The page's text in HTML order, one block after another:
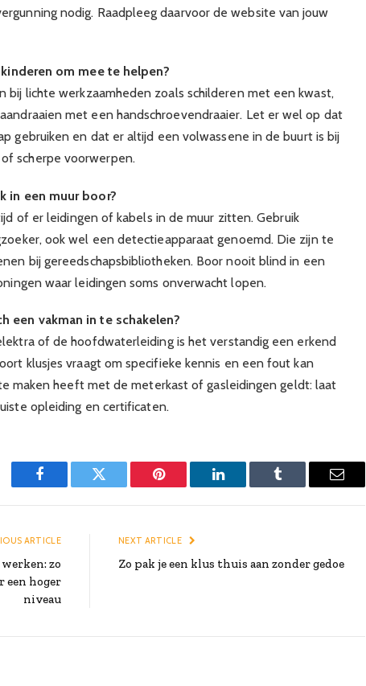
nodig. Raadpleeg daarvoor de website van jouw
om mee te helpen?
bij lichte werkzaamheden zoals schilderen met een kwast,
met een handschroevendraaier. Let er wel op dat
gebruiken en dat er altijd een volwassene in de buurt is bij
scherpe voorwerpen.
in een muur boor?
of er leidingen of kabels in de muur zitten. Gebruik
ook wel een detectieapparaat genoemd. Die zijn te
bij gereedschapsbibliotheken. Boor nooit blind in een
waar leidingen soms onverwacht lopen.
een vakman in te schakelen?
of de hoofdwaterleiding is het verstandig een erkend
klusjes vraagt om specifieke kennis en een fout kan
maken heeft met de meterkast of gasleidingen geldt: laat
opleiding en certificaten.
Facebook Twitter Pinterest LinkedIn Tumblr Email
ARTICLE
zo
een hoger
niveau
NEXT ARTICLE
Zo pak je een klus thuis aan zonder gedoe